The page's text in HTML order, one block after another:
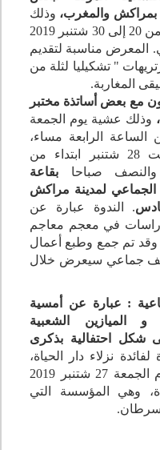
بمراكش والمغرب، وذلك
في الفترة الممتدة من 20 إلى 30 شتنبر 2019
المعرض مناسبة لتقديم
" تشكيليا لثلة من
المغاربة.
مع بعض أساتذة مختبر
وذلك عشية يوم الجمعة
من الساعة الرابعة مساء،
وصبيحة يوم السبت 28 شتنبر ابتداء من
والنصف صباحا بقاعة
لمدينة مراكش
. الندوة عبارة عن
في معجم معاجم
وقد تم جمع وطبع أعمال
جماعي سيعرض خلال
: عبارة عن أمسية
الميازين الشعبية
شكل احتفالية بذكرى
لفائدة نزلاء دار الحياة،
وذلك عشية يوم الجمعة 27 شتنبر 2019
وهي المؤسسة التي